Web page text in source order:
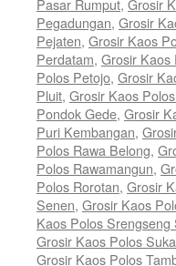
Pasar Rumput, Grosir
Pegadungan, Grosir
Pejaten, Grosir Kaos
Perdatam, Grosir Kaos
Polos Petojo, Grosir
Pluit, Grosir Kaos
Pondok Gede, Grosir
Puri Kembangan,
Polos Rawa Belong,
Polos Rawamangun,
Polos Rorotan, Grosir
Senen, Grosir Kaos
Kaos Polos Srengseng
Grosir Kaos Polos
Grosir Kaos Polos